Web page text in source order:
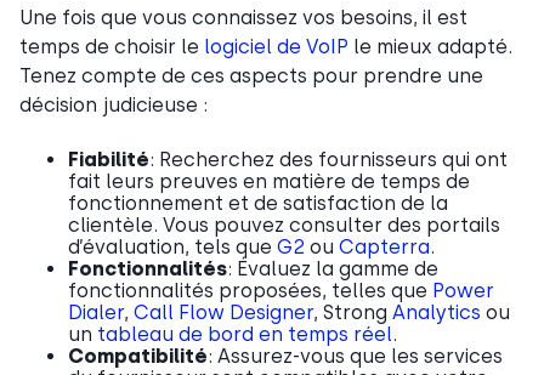
Une fois que vous connaissez vos besoins, il est
temps de choisir le logiciel de VoIP le mieux adapté.
Tenez compte de ces aspects pour prendre une
décision judicieuse :
Fiabilité: Recherchez des fournisseurs qui ont
fait leurs preuves en matière de temps de
fonctionnement et de satisfaction de la
clientèle. Vous pouvez consulter des portails
d’évaluation, tels que G2 ou Capterra.
Fonctionnalités: Évaluez la gamme de
fonctionnalités proposées, telles que Power
Dialer, Call Flow Designer, Strong Analytics ou
un tableau de bord en temps réel.
Compatibilité: Assurez-vous que les services